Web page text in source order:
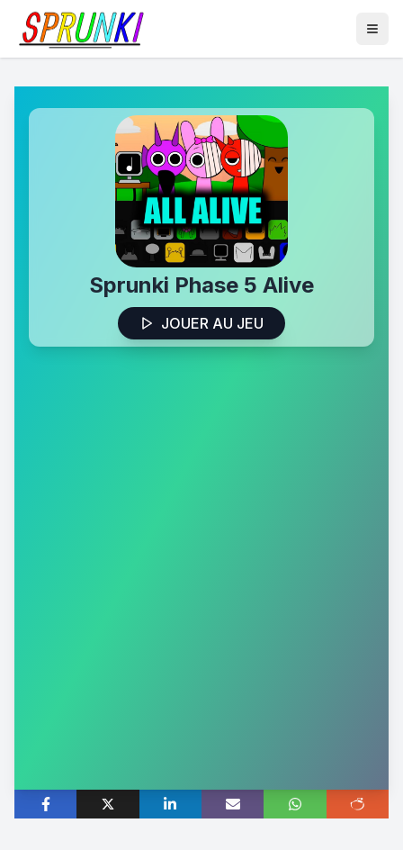
Sprunki Phase 5 Alive
JOUER AU JEU